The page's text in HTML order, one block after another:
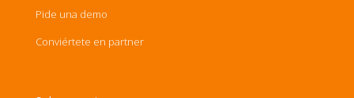
Pide una demo
Conviértete en partner